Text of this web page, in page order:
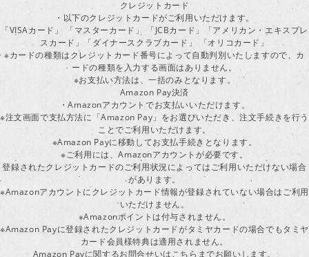
クレジットカード
・以下のクレジットカードがご利用いただけます。
「VISAカード」 「マスターカード」 「JCBカード」「アメリカン・エキスプレ
スカード」「ダイナースクラブカード」 「オリコカード」
※カードの種類はクレジットカード番号によって自動判別いたしますので、カ
ードの種類を入力する画面はありません。
※お支払い方法は、一括のみとなります。
Amazon Pay決済
・Amazonアカウントでお支払いいただけます。
※注文画面で支払方法に「Amazon Pay」をお選びいただき、注文手続きを行う
ことでご利用いただけます。
※Amazon Payに移動してお支払手続きとなります。
※ご利用には、Amazonアカウントが必要です。
登録されたクレジットカードのご利用状況によってはご利用いただけない場合
があります。
※Amazonアカウントにクレジットカード情報が登録されていない場合はご利用
いただけません。
※Amazonポイントは付与されません。
※Amazon Payに登録されたクレジットカードがタミヤカードの場合でもタミヤ
カード会員様特典は適用されません。
Amazon Payに関するお問合せいはこちらまでお願いします。